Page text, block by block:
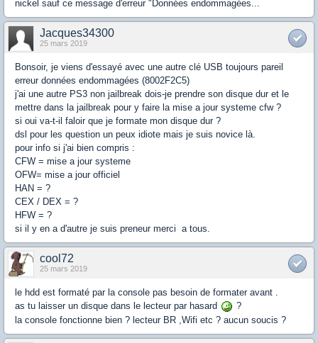
nickel sauf ce message d'erreur "Données endommagées...
Jacques34300
25 mars 2019
Bonsoir, je viens d'essayé avec une autre clé USB toujours pareil
erreur données endommagées (8002F2C5)
j'ai une autre PS3 non jailbreak dois-je prendre son disque dur et le
mettre dans la jailbreak pour y faire la mise a jour systeme cfw ?
si oui va-t-il faloir que je formate mon disque dur ?
dsl pour les question un peux idiote mais je suis novice là.
pour info si j'ai bien compris :
CFW = mise a jour systeme
OFW= mise a jour officiel
HAN = ?
CEX / DEX = ?
HFW = ?
si il y en a d'autre je suis preneur merci a tous.
cool72
25 mars 2019
le hdd est formaté par la console pas besoin de formater avant .
as tu laisser un disque dans le lecteur par hasard
?
la console fonctionne bien ? lecteur BR ,Wifi etc ? aucun soucis ?